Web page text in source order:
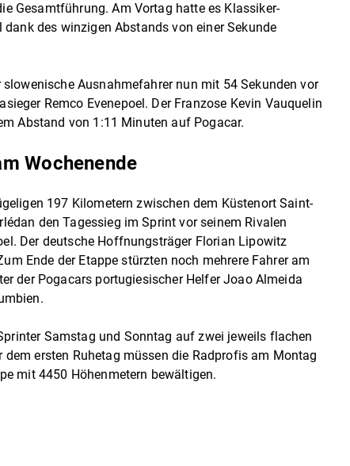
Gesamtführung. Am Vortag hatte es Klassiker-
des winzigen Abstands von einer Sekunde
slowenische Ausnahmefahrer nun mit 54 Sekunden vor
Remco Evenepoel. Der Franzose Kevin Vauquelin
Abstand von 1:11 Minuten auf Pogacar.
Wochenende
197 Kilometern zwischen dem Küstenort Saint-
den Tagessieg im Sprint vor seinem Rivalen
Der deutsche Hoffnungsträger Florian Lipowitz
Ende der Etappe stürzten noch mehrere Fahrer am
der Pogacars portugiesischer Helfer Joao Almeida
Samstag und Sonntag auf zwei jeweils flachen
dem ersten Ruhetag müssen die Radprofis am Montag
mit 4450 Höhenmetern bewältigen.